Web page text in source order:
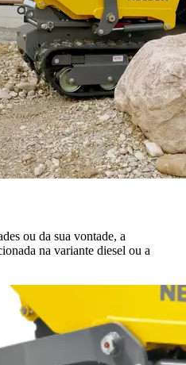
ou da sua vontade, a
na variante diesel ou a